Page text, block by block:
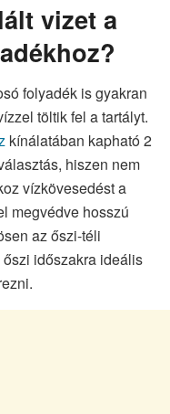
vizet a
folyadék is gyakran
töltik fel a tartályt.
kínálatában kapható 2
hiszen nem
vízkövesedést a
megvédve hosszú
az őszi-téli
időszakra ideális